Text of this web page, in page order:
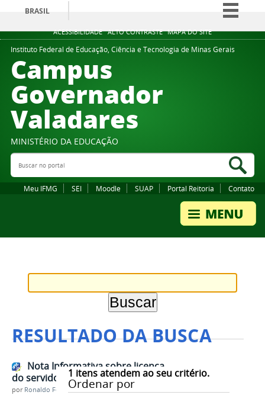
ACESSIBILIDADE ALTO CONTRASTE MAPA DO SITE
BRASIL
Simplifique!
Comunica BR
Instituto Federal de Educação, Ciência e Tecnologia de Minas Gerais
Campus
Governador
Valadares
MINISTÉRIO DA EDUCAÇÃO
Buscar no portal
Meu IFMG SEI Moodle SUAP Portal Reitoria Contato
RESULTADO DA BUSCA
1 itens atendem ao seu critério.
Ordenar por
Nota Informativa sobre licença
do servidor por razões de saúde
por Ronaldo Fernandes Roque